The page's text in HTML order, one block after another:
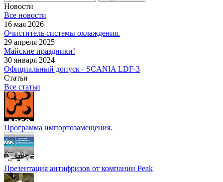
Новости
Все новости
16 мая 2026
Очиститель системы охлаждения.
29 апреля 2025
Майские праздники!
30 января 2024
Официальный допуск - SCANIA LDF-3
Статьи
Все статьи
Программа импортозамещения.
Презентация антифризов от компании Peak